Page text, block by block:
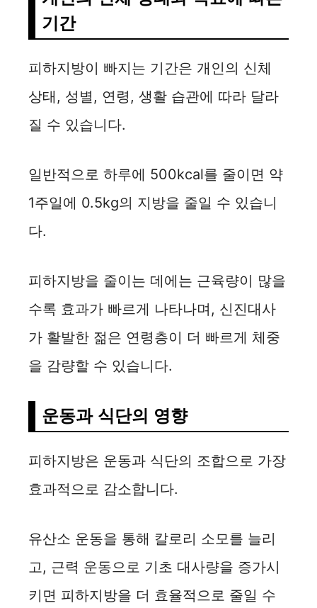
기간
피하지방이 빠지는 기간은 개인의 신체
상태, 성별, 연령, 생활 습관에 따라 달라
질 수 있습니다.
일반적으로 하루에 500kcal를 줄이면 약
1주일에 0.5kg의 지방을 줄일 수 있습니
다.
피하지방을 줄이는 데에는 근육량이 많을
수록 효과가 빠르게 나타나며, 신진대사
가 활발한 젊은 연령층이 더 빠르게 체중
을 감량할 수 있습니다.
운동과 식단의 영향
피하지방은 운동과 식단의 조합으로 가장
효과적으로 감소합니다.
유산소 운동을 통해 칼로리 소모를 늘리
고, 근력 운동으로 기초 대사량을 증가시
키면 피하지방을 더 효율적으로 줄일 수